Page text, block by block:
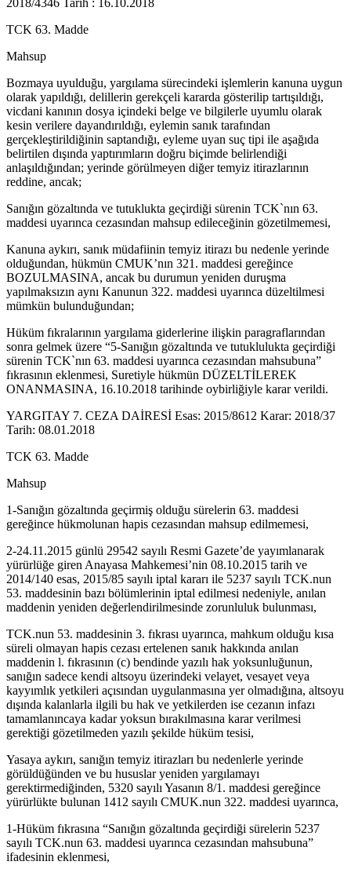
2018/4346 Tarih : 16.10.2018
TCK 63. Madde
Mahsup
Bozmaya uyulduğu, yargılama sürecindeki işlemlerin kanuna uygun
olarak yapıldığı, delillerin gerekçeli kararda gösterilip tartışıldığı,
vicdani kanının dosya içindeki belge ve bilgilerle uyumlu olarak
kesin verilere dayandırıldığı, eylemin sanık tarafından
gerçekleştirildiğinin saptandığı, eyleme uyan suç tipi ile aşağıda
belirtilen dışında yaptırımların doğru biçimde belirlendiği
anlaşıldığından; yerinde görülmeyen diğer temyiz itirazlarının
reddine, ancak;
Sanığın gözaltında ve tutuklukta geçirdiği sürenin TCK`nın 63.
maddesi uyarınca cezasından mahsup edileceğinin gözetilmemesi,
Kanuna aykırı, sanık müdafiinin temyiz itirazı bu nedenle yerinde
olduğundan, hükmün CMUK’nın 321. maddesi gereğince
BOZULMASINA, ancak bu durumun yeniden duruşma
yapılmaksızın aynı Kanunun 322. maddesi uyarınca düzeltilmesi
mümkün bulunduğundan;
Hüküm fıkralarının yargılama giderlerine ilişkin paragraflarından
sonra gelmek üzere “5-Sanığın gözaltında ve tutuklulukta geçirdiği
sürenin TCK`nın 63. maddesi uyarınca cezasından mahsubuna”
fıkrasının eklenmesi, Suretiyle hükmün DÜZELTİLEREK
ONANMASINA, 16.10.2018 tarihinde oybirliğiyle karar verildi.
YARGITAY 7. CEZA DAİRESİ Esas: 2015/8612 Karar: 2018/37
Tarih: 08.01.2018
TCK 63. Madde
Mahsup
1-Sanığın gözaltında geçirmiş olduğu sürelerin 63. maddesi
gereğince hükmolunan hapis cezasından mahsup edilmemesi,
2-24.11.2015 günlü 29542 sayılı Resmi Gazete’de yayımlanarak
yürürlüğe giren Anayasa Mahkemesi’nin 08.10.2015 tarih ve
2014/140 esas, 2015/85 sayılı iptal kararı ile 5237 sayılı TCK.nun
53. maddesinin bazı bölümlerinin iptal edilmesi nedeniyle, anılan
maddenin yeniden değerlendirilmesinde zorunluluk bulunması,
TCK.nun 53. maddesinin 3. fıkrası uyarınca, mahkum olduğu kısa
süreli olmayan hapis cezası ertelenen sanık hakkında anılan
maddenin l. fıkrasının (c) bendinde yazılı hak yoksunluğunun,
sanığın sadece kendi altsoyu üzerindeki velayet, vesayet veya
kayyımlık yetkileri açısından uygulanmasına yer olmadığına, altsoyu
dışında kalanlarla ilgili bu hak ve yetkilerden ise cezanın infazı
tamamlanıncaya kadar yoksun bırakılmasına karar verilmesi
gerektiği gözetilmeden yazılı şekilde hüküm tesisi,
Yasaya aykırı, sanığın temyiz itirazları bu nedenlerle yerinde
görüldüğünden ve bu hususlar yeniden yargılamayı
gerektirmediğinden, 5320 sayılı Yasanın 8/1. maddesi gereğince
yürürlükte bulunan 1412 sayılı CMUK.nun 322. maddesi uyarınca,
1-Hüküm fıkrasına “Sanığın gözaltında geçirdiği sürelerin 5237
sayılı TCK.nun 63. maddesi uyarınca cezasından mahsubuna”
ifadesinin eklenmesi,